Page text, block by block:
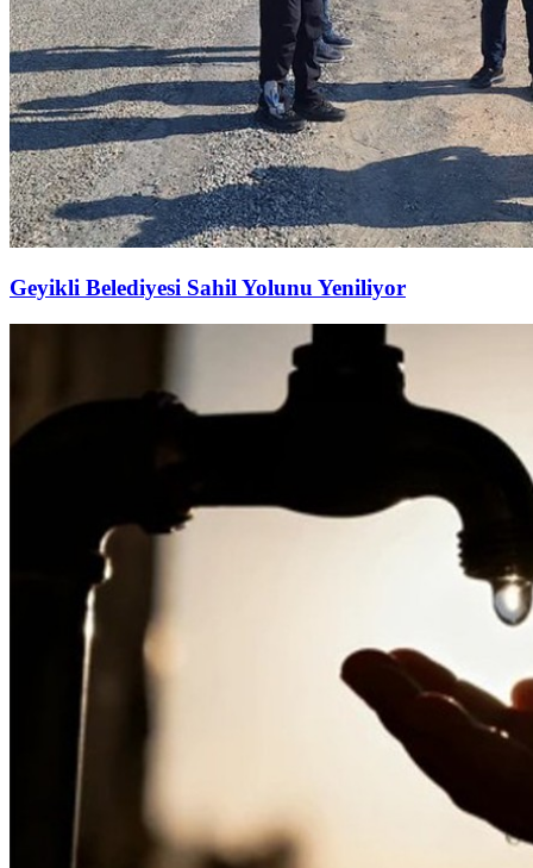
Geyikli Belediyesi Sahil Yolunu Yeniliyor